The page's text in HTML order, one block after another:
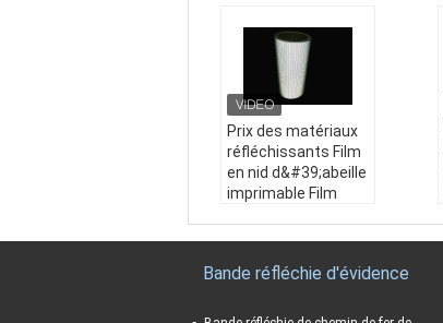
Prix ​​des matériaux
réfléchissants Film
en nid d&#39;abeille
imprimable Film
mpéries:5000 mètr
Matériel: PVC
Bande réfléchie d'évidence